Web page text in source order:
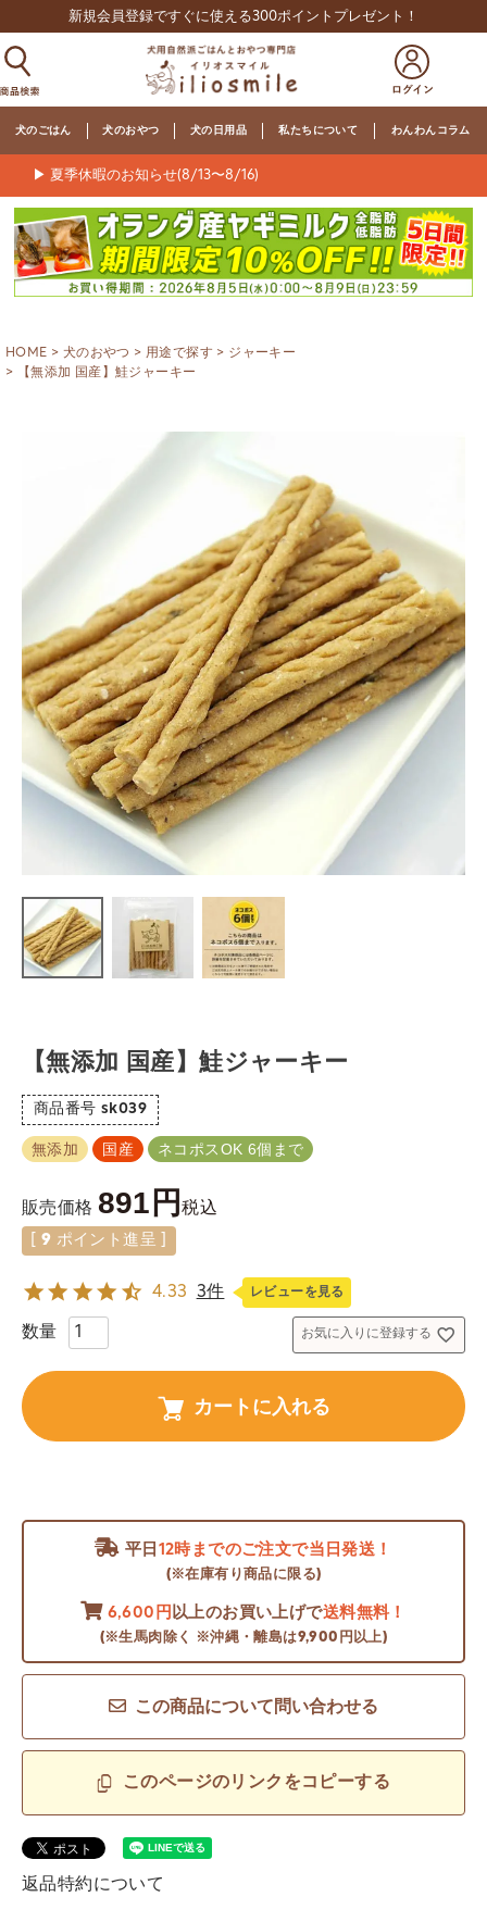
新規会員登録ですぐに使える300ポイントプレゼント！
犬のごはん 犬のおやつ 犬の日用品 私たちについて わんわんコラム
▶ 夏季休暇のお知らせ(8/13〜8/16)
HOME 犬のおやつ 用途で探す
ジャーキー
【無添加 国産】鮭ジャーキー
【無添加 国産】鮭ジャーキー
商品番号 sk039
無添加 国産 ネコポスOK 6個まで
販売価格 891 税込
9 ポイント進呈 ]
4.33 3件 レビューを見る
お気に入りに登録する
カートに入れる
平日 12時までのご注文で当日発送！
(※在庫有り商品に限る)
6,600円 以上のお買い上げで送料無料！
(※生馬肉除く ※沖縄・離島は9,900円以上)
この商品について問い合わせる
このページのリンクをコピーする
返品特約について